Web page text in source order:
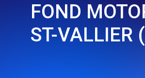
FOND
ST-VALLIER